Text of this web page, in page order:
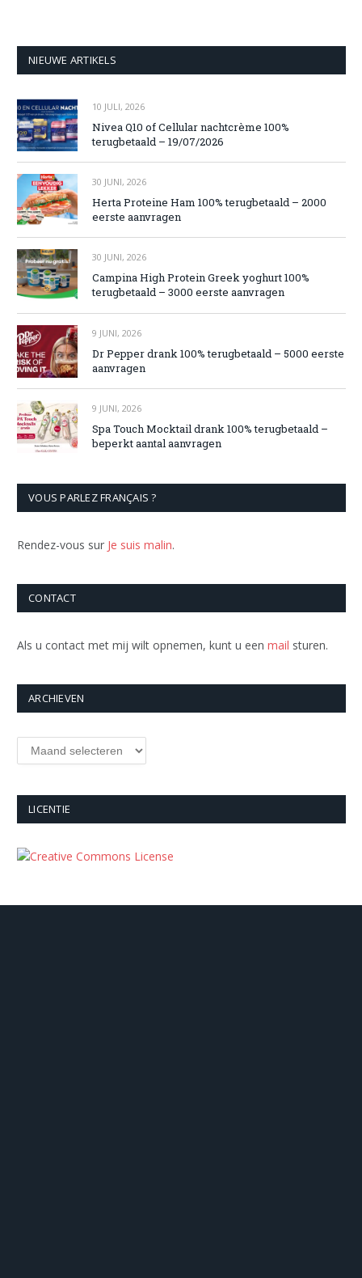
NIEUWE ARTIKELS
10 JULI, 2026
Nivea Q10 of Cellular nachtcrème 100%
terugbetaald – 19/07/2026
30 JUNI, 2026
Herta Proteine Ham 100% terugbetaald – 2000
eerste aanvragen
30 JUNI, 2026
Campina High Protein Greek yoghurt 100%
terugbetaald – 3000 eerste aanvragen
9 JUNI, 2026
Dr Pepper drank 100% terugbetaald – 5000 eerste
aanvragen
9 JUNI, 2026
Spa Touch Mocktail drank 100% terugbetaald –
beperkt aantal aanvragen
VOUS PARLEZ FRANÇAIS ?
Rendez-vous sur Je suis malin.
CONTACT
Als u contact met mij wilt opnemen, kunt u een mail sturen.
ARCHIEVEN
Archieven
LICENTIE